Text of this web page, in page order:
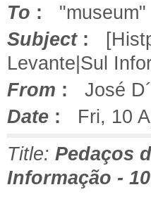
To : "museum"
Subject:
Levante|Sul
From : José
Date : Fri, 10
Title: Pedaços
Informação -